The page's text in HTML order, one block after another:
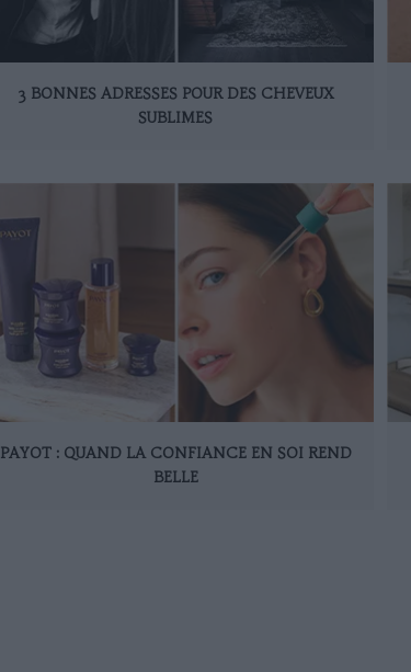
3 BONNES ADRESSES POUR DES CHEVEUX
SUBLIMES
PAYOT : QUAND LA CONFIANCE EN SOI REND
BELLE